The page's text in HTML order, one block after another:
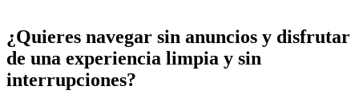
¿Quieres navegar sin anuncios y disfrutar
de una experiencia limpia y sin
interrupciones?